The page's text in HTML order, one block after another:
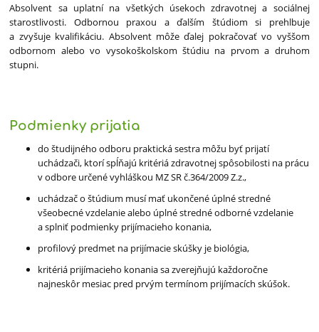
Absolvent sa uplatní na všetkých úsekoch zdravotnej a sociálnej
starostlivosti. Odbornou praxou a ďalším štúdiom si prehlbuje
a zvyšuje kvalifikáciu. Absolvent môže ďalej pokračovať vo vyššom
odbornom alebo vo vysokoškolskom štúdiu na prvom a druhom
stupni.
Podmienky prijatia
do študijného odboru praktická sestra môžu byť prijatí
uchádzači, ktorí spĺňajú kritériá zdravotnej spôsobilosti na prácu
v odbore určené vyhláškou MZ SR č.364/2009 Z.z.,
uchádzač o štúdium musí mať ukončené úplné stredné
všeobecné vzdelanie alebo úplné stredné odborné vzdelanie
a splniť podmienky prijímacieho konania,
profilový predmet na prijímacie skúšky je biológia,
kritériá prijímacieho konania sa zverejňujú každoročne
najneskôr mesiac pred prvým termínom prijímacích skúšok.